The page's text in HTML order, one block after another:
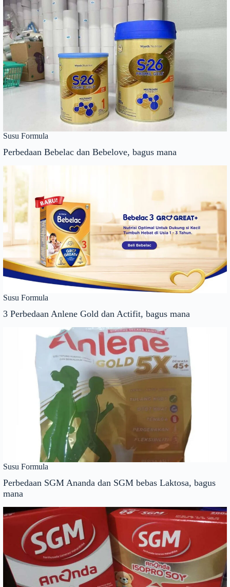
Susu Formula
Perbedaan Bebelac dan Bebelove, bagus mana
Susu Formula
3 Perbedaan Anlene Gold dan Actifit, bagus mana
Susu Formula
Perbedaan SGM Ananda dan SGM bebas Laktosa, bagus
mana